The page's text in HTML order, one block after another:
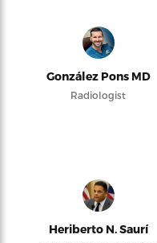
González Pons MD
Radiologist
Heriberto N. Saurí